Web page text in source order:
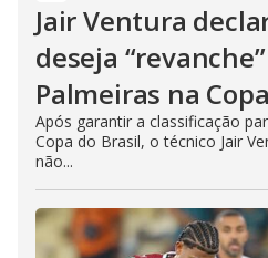
Jair Ventura
deseja
Palmeiras na
Após garantir a classificação
Copa do Brasil, o técnico Jair
não...